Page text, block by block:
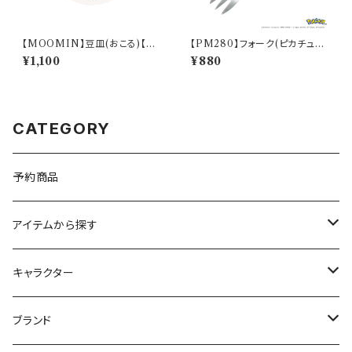
【MOOMIN】豆皿(おこる)【M
M14000】MM14003-333
¥1,100
【PM280】フォーク(ピカチュウ)
【Daily Sketch】PM284-851
¥880
CATEGORY
予約商品
アイテムから探す
九谷焼
マグ＆カップ
キャラクター
ムーミン
ブランド